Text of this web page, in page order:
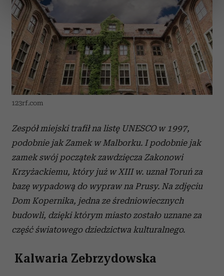
dane są przetwarzane oraz ustaw własne preferencje w
sekcji szczegółów
. W Deklaracji plików cookie możesz
zmienić lub wycofać swoją zgodę w dowolnej chwili.
Wykorzystujemy pliki cookie do spersonalizowania treści
i reklam, aby oferować funkcje społecznościowe i
analizować ruch w naszej witrynie. Informacje o tym, jak
korzystasz z naszej witryny, udostępniamy partnerom
społecznościowym, reklamowym i analitycznym.
otrzymanymi od Ciebie lub uzyskanymi podczas
123rf.com
Zespół miejski trafił na listę UNESCO w 1997,
podobnie jak Zamek w Malborku. I podobnie jak
zamek swój początek zawdzięcza Zakonowi
Krzyżackiemu, który już w XIII w. uznał Toruń za
bazę wypadową do wypraw na Prusy. Na zdjęciu
Dom Kopernika, jedna ze średniowiecznych
budowli, dzięki którym miasto zostało uznane za
część światowego dziedzictwa kulturalnego.
Kalwaria Zebrzydowska